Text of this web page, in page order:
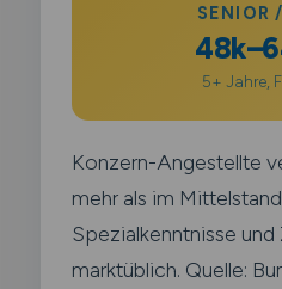
SENIOR
5+ Jahre,
Konzern-Angestellte
mehr als im
Spezialkenntnisse
marktüblich. Quelle: